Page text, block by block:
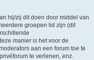
hij/zij dit doen door middel van
groepen lid zijn (dit
manier is het voor de
aan een forum toe te
te verlenen, enz.